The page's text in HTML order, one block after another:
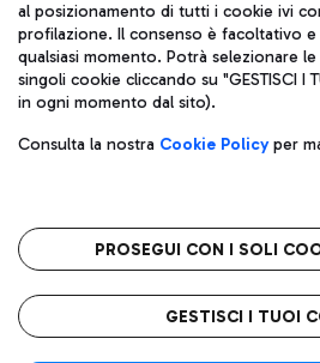
Codice fiscale e Registro delle Imprese
IVA 06572251004
Capitale sociale 62.224.743,00 int. vers.
Sede legale: Via Pier Paolo Racchetti
telefono +39 06 65951
Privacy policy
Note
Roma FCO
L'aeroporto
al posizionamento di tutti i cookie ivi
profilazione. Il consenso è facoltativo
qualsiasi momento. Potrà selezionare
singoli cookie cliccando su "GESTISCI I
in ogni momento dal sito).
Consulta la nostra Cookie Policyper
PROSEGUI CON I SOLI
GESTISCI I TUOI